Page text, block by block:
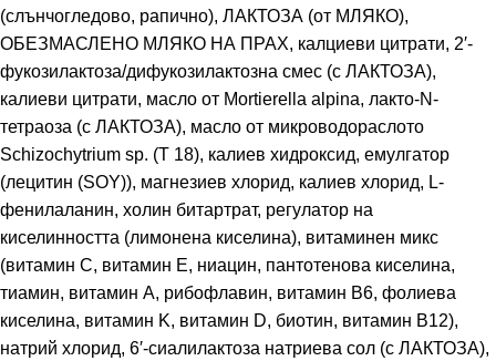
(слънчогледово, рапично), ЛАКТОЗА (от МЛЯКО),
ОБЕЗМАСЛЕНО МЛЯКО НА ПРАХ, калциеви цитрати, 2′-
фукозилактоза/дифукозилактозна смес (с ЛАКТОЗА),
калиеви цитрати, масло от Mortierella alpina, лакто-N-
тетраоза (с ЛАКТОЗА), масло от микроводораслото
Schizochytrium sp. (T 18), калиев хидроксид, емулгатор
(лецитин (SOY)), магнезиев хлорид, калиев хлорид, L-
фенилаланин, холин битартрат, регулатор на
киселинността (лимонена киселина), витаминен микс
(витамин C, витамин E, ниацин, пантотенова киселина,
тиамин, витамин A, рибофлавин, витамин B6, фолиева
киселина, витамин K, витамин D, биотин, витамин B12),
натрий хлорид, 6′-сиалилактоза натриева сол (с ЛАКТОЗА),